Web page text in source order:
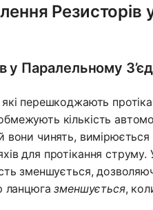
Резисторів
Паралельному
перешкоджають
кількість
чинять,
для протікання
зменшується,
ланцюгазменшується,